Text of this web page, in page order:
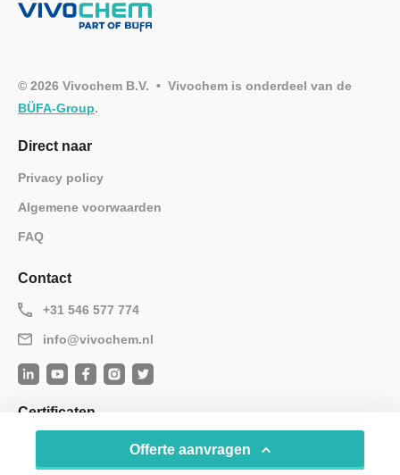
Offerte aanvragen
© 2026 Vivochem B.V. • Vivochem is onderdeel van de
BÜFA-Group.
Direct naar
Privacy policy
Algemene voorwaarden
FAQ
Contact
+31 546 577 774
info@vivochem.nl
Certificaten